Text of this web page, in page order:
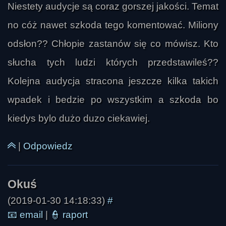
Niestety audycje są coraz gorszej jakości. Temat
no cóż nawet szkoda tego komentować. Miliony
odsłon?? Chłopie zastanów się co mówisz. Kto
słucha tych ludzi których przedstawileś??
Kolejna audycja stracona jeszcze kilka takich
wpadek i bedzie po wszystkim a szkoda bo
kiedys bylo dużo duzo ciekawiej.
Odpowiedz
(2019-01-30 14:18:33) #
📧 email 👮 raport
Russell Gunn